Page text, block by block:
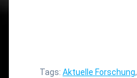
Tags: Aktuelle Forschung,